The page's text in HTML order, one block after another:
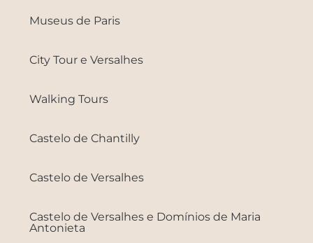
Museus de Paris
City Tour e Versalhes
Walking Tours
Castelo de Chantilly
Castelo de Versalhes
Castelo de Versalhes e Domínios de Maria
Antonieta